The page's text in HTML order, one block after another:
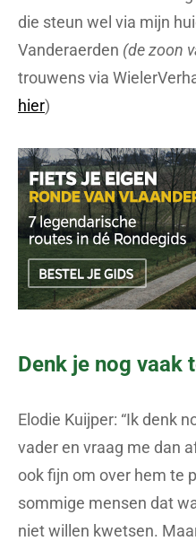
die steun wel via mijn
Vanderaerden (de zoon
trouwens via
hier)
Denk je nog vaak
Elodie Kuijper: “Ik denk
vader en vraag me dan
ook fijn om over hem te
sommige mensen dat
niet willen kwetsen.